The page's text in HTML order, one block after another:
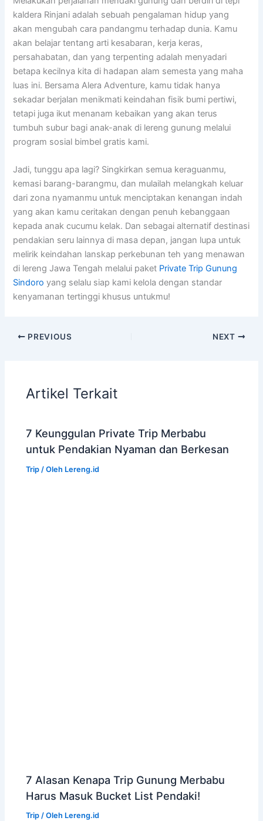
kaldera Rinjani adalah sebuah pengalaman hidup yang
akan mengubah cara pandangmu terhadap dunia. Kamu
akan belajar tentang arti kesabaran, kerja keras,
persahabatan, dan yang terpenting adalah menyadari
betapa kecilnya kita di hadapan alam semesta yang maha
luas ini. Bersama Alera Adventure, kamu tidak hanya
sekadar berjalan menikmati keindahan fisik bumi pertiwi,
tetapi juga ikut menanam kebaikan yang akan terus
tumbuh subur bagi anak-anak di lereng gunung melalui
program sosial bimbel gratis kami.
Jadi, tunggu apa lagi? Singkirkan semua keraguanmu,
kemasi barang-barangmu, dan mulailah melangkah keluar
dari zona nyamanmu untuk menciptakan kenangan indah
yang akan kamu ceritakan dengan penuh kebanggaan
kepada anak cucumu kelak. Dan sebagai alternatif destinasi
pendakian seru lainnya di masa depan, jangan lupa untuk
melirik keindahan lanskap perkebunan teh yang menawan
di lereng Jawa Tengah melalui paket Private Trip Gunung
Sindoro yang selalu siap kami kelola dengan standar
kenyamanan tertinggi khusus untukmu!
PREVIOUS NEXT
Artikel Terkait
7 Keunggulan Private Trip Merbabu
untuk Pendakian Nyaman dan Berkesan
Trip / Oleh Lereng.id
7 Alasan Kenapa Trip Gunung Merbabu
Harus Masuk Bucket List Pendaki!
Trip / Oleh Lereng.id